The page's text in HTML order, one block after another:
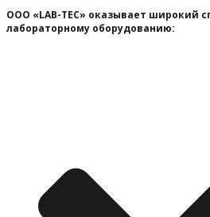
ООО «LAB-TEC» оказывает широкий
лабораторному оборудованию: